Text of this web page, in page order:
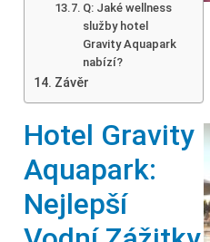
Q: Jaké wellness
služby hotel
Gravity Aquapark
nabízí?
Závěr
Hotel Gravity
Aquapark:
Nejlepší